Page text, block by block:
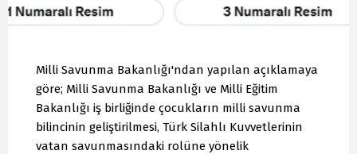
Milli Savunma Bakanlığı'ndan yapılan açıklamaya
göre; Milli Savunma Bakanlığı ve Milli Eğitim
Bakanlığı iş birliğinde çocukların milli savunma
bilincinin geliştirilmesi, Türk Silahlı Kuvvetlerinin
vatan savunmasındaki rolüne yönelik